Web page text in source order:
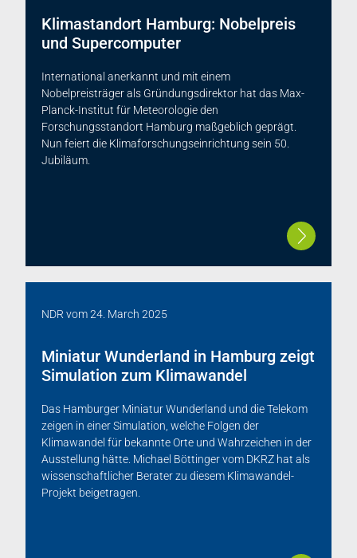
Klimastandort Hamburg: Nobelpreis
und Supercomputer
International anerkannt und mit einem
Nobelpreisträger als Gründungsdirektor hat das Max-
Planck-Institut für Meteorologie den
Forschungsstandort Hamburg maßgeblich geprägt.
Nun feiert die Klimaforschungseinrichtung sein 50.
Jubiläum.
NDR vom24. March 2025
Miniatur Wunderland in Hamburg zeigt
Simulation zum Klimawandel
Das Hamburger Miniatur Wunderland und die Telekom
zeigen in einer Simulation, welche Folgen der
Klimawandel für bekannte Orte und Wahrzeichen in der
Ausstellung hätte. Michael Böttinger vom DKRZ hat als
wissenschaftlicher Berater zu diesem Klimawandel-
Projekt beigetragen.